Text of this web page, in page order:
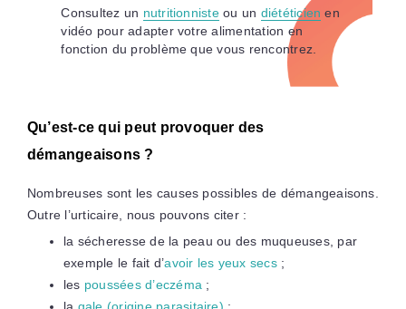
Consultez un nutritionnisteou un diététicien en
vidéo pour adapter votre alimentation en
fonction du problème que vous rencontrez.
Qu’est-ce qui peut provoquer des
démangeaisons ?
Nombreuses sont les causes possibles de démangeaisons.
Outre l’urticaire, nous pouvons citer :
la sécheresse de la peau ou des muqueuses, par
exemple le fait d’avoir les yeux secs;
les poussées d’eczéma ;